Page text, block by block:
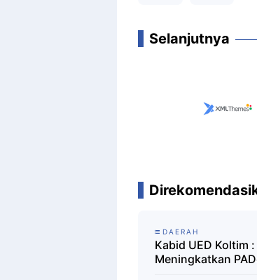
Selanjutnya
DAERAH
Kabid UED Koltim
Meningkatkan